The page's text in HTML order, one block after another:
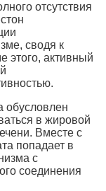
отсутствия
сводя к
этого, активный
обусловлен
в жировой
Вместе с
попадает в
с
соединения